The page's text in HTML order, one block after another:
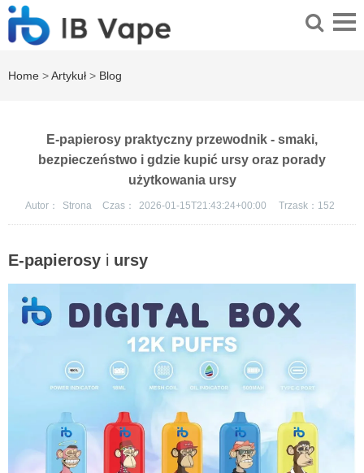
Home >Artykuł > Blog
E-papierosy praktyczny przewodnik - smaki,
bezpieczeństwo i gdzie kupić ursy oraz porady
użytkowania ursy
Autor： Strona Czas： 2026-01-15T21:43:24+00:00 Trzask： 152
E-papierosy i ursy